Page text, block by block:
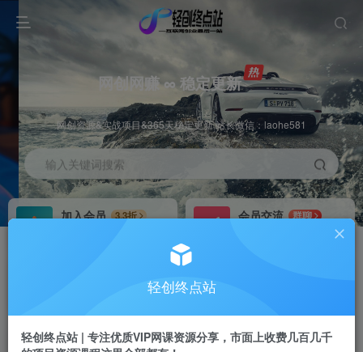
网创网赚 ∞ 稳定更新
网创资源&实战项目&365天稳定更新 站长微信：laohe581
输入关键词搜索
加入会员
3.3折
会员交流
群聊
轻创终点站
轻创终点站 | 专注优质VIP网课资源分享，市面上收费几百几千